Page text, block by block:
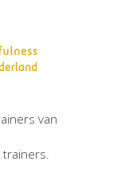
van
trainers.